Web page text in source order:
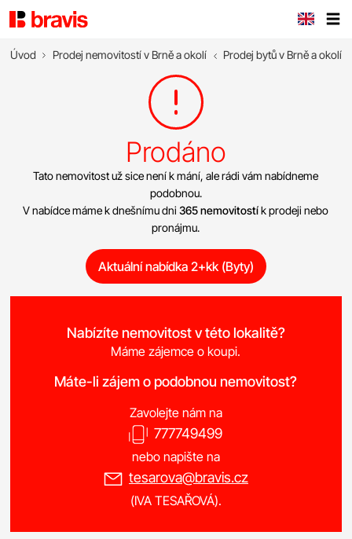
Úvod Prodej nemovitostí v Brně a okolí Prodej bytů v Brně a okolí
Prodáno
Tato nemovitost už sice není k mání, ale rádi vám nabídneme
podobnou.
V nabídce máme k dnešnímu dni365 nemovitostík prodeji nebo
pronájmu.
Aktuální nabídka 2+kk (Byty)
Nabízíte nemovitost v této lokalitě?
Máme zájemce o koupi.
Máte-li zájem o podobnou nemovitost?
Zavolejte nám na
777749499
nebo napište na
tesarova@bravis.cz
(IVA TESAŘOVÁ).